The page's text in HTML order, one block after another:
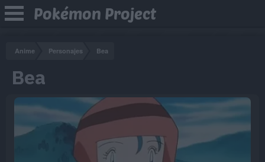
Pokémon Project
Anime Personajes Bea
Bea